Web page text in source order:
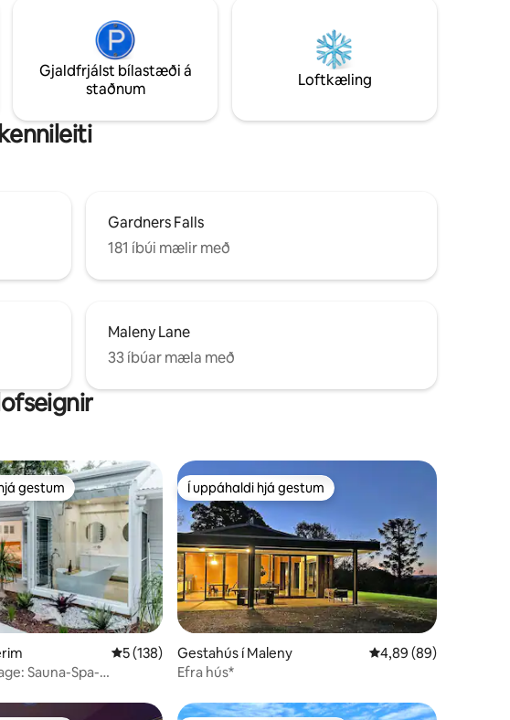
Gjaldfrjálst bílastæði á
staðnum
Loftkæling
Gardners Falls
181 íbúi mælir með
Maleny Lane
33 íbúar mæla með
hjá gestum
gestum
5 af 5 í meðaleinkunn, 138 umsagnir
5 (138)
Sauna-Spa-
Í uppáhaldi hjá gestum
Í uppáhaldi hjá gestum
Gestahús í Maleny 4,89 af 5 í
4,89 (89)
Efra hús*